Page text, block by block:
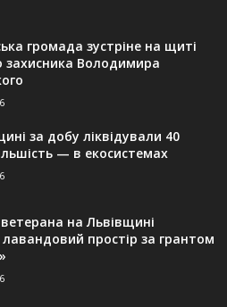
громада зустріне на щиті
захисника Володимира
за добу ліквідували 40
— в екосистемах
на Львівщині
простір за грантом